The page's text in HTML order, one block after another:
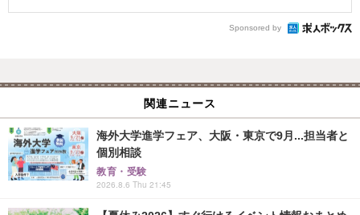
Sponsored by
関連ニュース
海外大学進学フェア、大阪・東京で9月...担当者と
個別相談
教育・受験
2026.8.6 Thu 21:45